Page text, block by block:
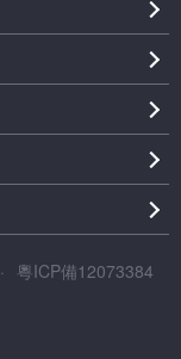
· 粵ICP備12073384